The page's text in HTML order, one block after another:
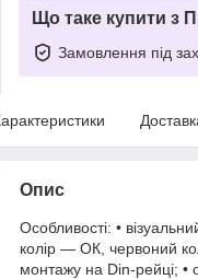
Що таке купити з
Замовлення під
Опис
Особливості: •
колір — ОК, червоний
монтажу на Din-рейці; •